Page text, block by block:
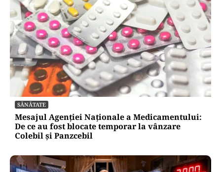
SĂNĂTATE
Mesajul Agenției Naționale a Medicamentului:
De ce au fost blocate temporar la vânzare
Colebil și Panzcebil